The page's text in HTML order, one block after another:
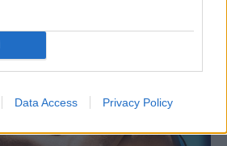
Data Access Privacy Policy